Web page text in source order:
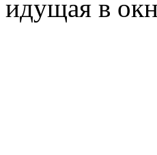
идущая в